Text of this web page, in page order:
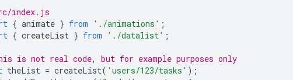
index.js
{ animate } from './animations' ;
{ createList } from './datalist' ;
is not real code, but for example purposes only
theList = createList( 'users/123/tasks' );